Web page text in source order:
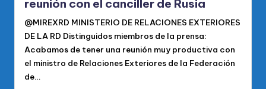
P
R
M
reunión con el canciller de Rusia
@MIREXRD MINISTERIO DE RELACIONES EXTERIORES
DE LA RD Distinguidos miembros de la prensa:
Acabamos de tener una reunión muy productiva con
el ministro de Relaciones Exteriores de la Federación
de…